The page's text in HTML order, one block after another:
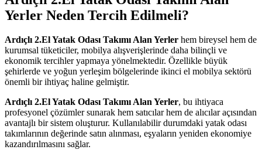
Yerler Neden Tercih Edilmeli?
Ardıçlı 2.El Yatak Odası Takımı Alan Yerler hem bireysel hem de
kurumsal tüketiciler, mobilya alışverişlerinde daha bilinçli ve
ekonomik tercihler yapmaya yönelmektedir. Özellikle büyük
şehirlerde ve yoğun yerleşim bölgelerinde ikinci el mobilya sektörü
önemli bir ihtiyaç haline gelmiştir.
Ardıçlı 2.El Yatak Odası Takımı Alan Yerler, bu ihtiyaca
profesyonel çözümler sunarak hem satıcılar hem de alıcılar açısından
avantajlı bir sistem oluşturur. Kullanılabilir durumdaki yatak odası
takımlarının değerinde satın alınması, eşyaların yeniden ekonomiye
kazandırılmasını sağlar.